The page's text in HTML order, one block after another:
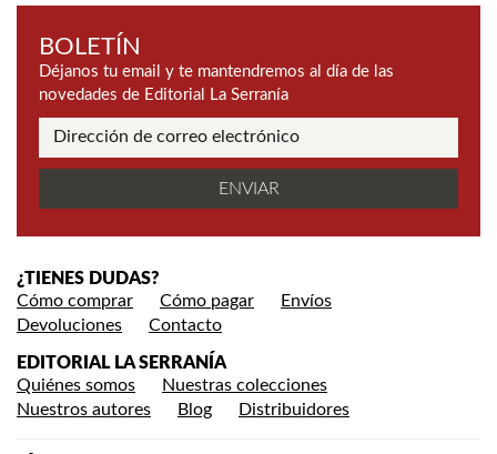
BOLETÍN
Déjanos tu email y te mantendremos al día de las
novedades de Editorial La Serranía
¿TIENES DUDAS?
Cómo comprar
Cómo pagar
Envíos
Devoluciones
Contacto
EDITORIAL LA SERRANÍA
Quiénes somos
Nuestras colecciones
Nuestros autores
Blog Distribuidores